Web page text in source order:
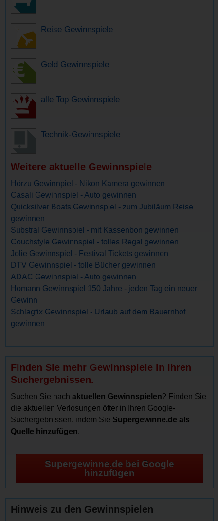
Reise Gewinnspiele
Geld Gewinnspiele
alle Top Gewinnspiele
Technik-Gewinnspiele
Weitere aktuelle Gewinnspiele
Hörzu Gewinnpiel - Nikon Kamera gewinnen
Casali Gewinnspiel - Auto gewinnen
Quicksilver Boats Gewinnspiel - zum Jubiläum Reise
gewinnen
Substral Gewinnspiel - mit Kassenbon gewinnen
Couchstyle Gewinnspiel - tolles Regal gewinnen
Jolie Gewinnspiel - Festival Tickets gewinnen
DTV Gewinnspiel - tolle Bücher gewinnen
ADAC Gewinnspiel - Auto gewinnen
Homann Gewinnspiel 150 Jahre - jeden Tag ein neuer
Gewinn
Schlagfix Gewinnspiel - Urlaub auf dem Bauernhof
gewinnen
Finden Sie mehr Gewinnspiele in Ihren
Suchergebnissen.
Suchen Sie nachaktuellen Gewinnspielen? Finden Sie
die aktuellen Verlosungen öfter in Ihren Google-
Suchergebnissen, indem Sie Supergewinne.de als
Quelle hinzufügen.
Supergewinne.de bei Google
hinzufügen
Hinweis zu den Gewinnspielen